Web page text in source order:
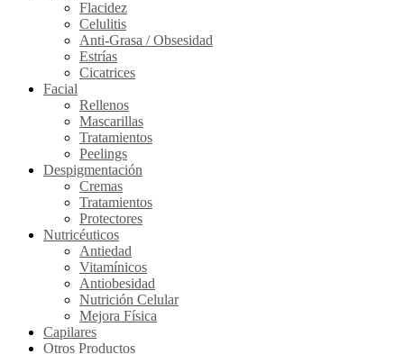
Flacidez
Celulitis
Anti-Grasa / Obsesidad
Estrías
Cicatrices
Facial
Rellenos
Mascarillas
Tratamientos
Peelings
Despigmentación
Cremas
Tratamientos
Protectores
Nutricéuticos
Antiedad
Vitamínicos
Antiobesidad
Nutrición Celular
Mejora Física
Capilares
Otros Productos